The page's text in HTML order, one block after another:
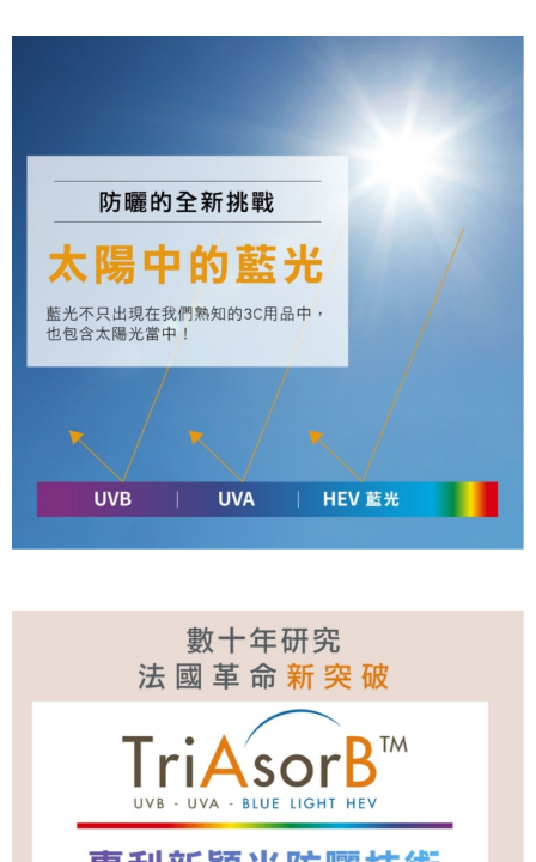
４．使用「AFTEE先享後付」時，將依據個別帳號之用戶狀況，依本公司即
５．嚴禁一人註冊多個帳號或使用他人資訊註冊。若發現惡意使用之情形，